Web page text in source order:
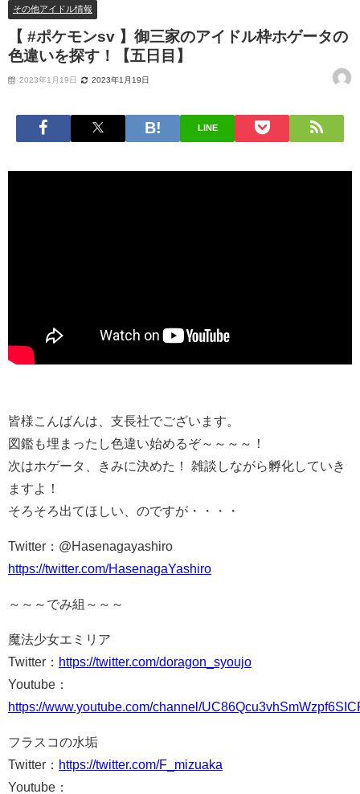
その他アイドル情報
【 #ポケモンsv 】御三家のアイドル枠ホゲータの
色違いを探す！【五日目】
2023年1月19日 2023年1月19日
LINE
皆様こんばんは、支長社でございます。
図鑑も埋まったし色違い始めるぞ～～～～！
次はホゲータ、きみに決めた！ 雑談しながら孵化していき
ますよ！
そろそろ出てほしい、のですが・・・・
Twitter：@Hasenagayashiro
https://twitter.com/HasenagaYashiro
～～～でみ組～～～
魔法少女エミリア
Twitter： https://twitter.com/doragon_syoujo
Youtube：
https://www.youtube.com/channel/
フラスコの水垢
Twitter： https://twitter.com/F_mizuaka
Youtube：